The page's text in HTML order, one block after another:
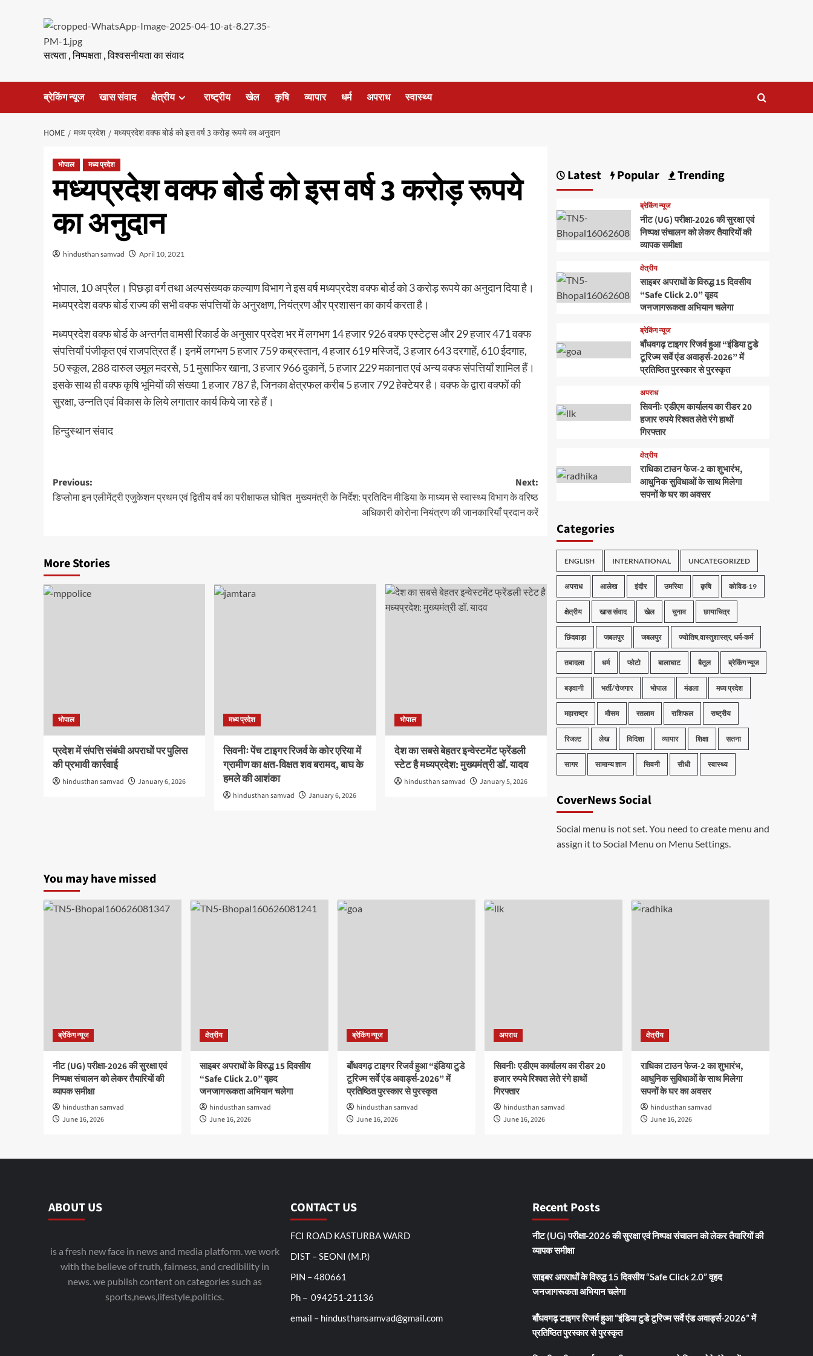
सत्यता , निष्पक्षता , विश्वसनीयता का संवाद
ब्रेकिंग न्यूज खास संवाद क्षेत्रीय राष्ट्रीय खेल कृषि व्यापार धर्म अपराध स्वास्थ्य
HOME मध्य प्रदेश मध्यप्रदेश वक्फ बोर्ड को इस वर्ष 3 करोड़ रूपये का अनुदान
भोपाल मध्य प्रदेश
मध्यप्रदेश वक्फ बोर्ड को इस वर्ष 3 करोड़ रूपये
का अनुदान
hindusthan samvad April 10, 2021
भोपाल, 10 अप्रैल। पिछड़ा वर्ग तथा अल्पसंख्यक कल्याण विभाग ने इस वर्ष मध्यप्रदेश वक्फ बोर्ड को 3 करोड़ रूपये का अनुदान दिया है।
मध्यप्रदेश वक्फ बोर्ड राज्य की सभी वक्फ संपत्तियों के अनुरक्षण, नियंत्रण और प्रशासन का कार्य करता है।
मध्यप्रदेश वक्फ बोर्ड के अन्तर्गत वामसी रिकार्ड के अनुसार प्रदेश भर में लगभग 14 हजार 926 वक्फ एस्टेट्स और 29 हजार 471 वक्फ
संपत्तियाँ पंजीकृत एवं राजपत्रित हैं। इनमें लगभग 5 हजार 759 कब्रस्तान, 4 हजार 619 मस्जिदें, 3 हजार 643 दरगाहें, 610 ईदगाह,
50 स्कूल, 288 दारुल उमूल मदरसे, 51 मुसाफिर खाना, 3 हजार 966 दुकानें, 5 हजार 229 मकानात एवं अन्य वक्फ संपत्तियाँ शामिल हैं।
इसके साथ ही वक्फ कृषि भूमियों की संख्या 1 हजार 787 है, जिनका क्षेत्रफल करीब 5 हजार 792 हेक्टेयर है। वक्फ के द्वारा वक्फों की
सुरक्षा, उन्नति एवं विकास के लिये लगातार कार्य किये जा रहे हैं।
हिन्दुस्थान संवाद
Post
navigation
Previous:
डिप्लोमा इन एलीमेंट्री एजुकेशन प्रथम एवं द्वितीय वर्ष का परीक्षाफल घोषित
Next:
मुख्यमंत्री के निर्देश: प्रतिदिन मीडिया के माध्यम से स्वास्थ्य विभाग के वरिष्ठ
अधिकारी कोरोना नियंत्रण की जानकारियाँ प्रदान करें
More Stories
भोपाल
प्रदेश में संपत्ति संबंधी अपराधों पर पुलिस
की प्रभावी कार्रवाई
hindusthan samvad January 6, 2026
मध्य प्रदेश
सिवनीः पेंच टाइगर रिजर्व के कोर एरिया में
ग्रामीण का क्षत-विक्षत शव बरामद, बाघ के
हमले की आशंका
hindusthan samvad January 6, 2026
भोपाल
देश का सबसे बेहतर इन्वेस्टमेंट फ्रेंडली
स्टेट है मध्यप्रदेश: मुख्यमंत्री डॉ. यादव
hindusthan samvad January 5, 2026
Latest Popular Trending
ब्रेकिंग न्यूज
नीट (UG) परीक्षा-2026 की सुरक्षा एवं
निष्पक्ष संचालन को लेकर तैयारियों की
व्यापक समीक्षा
क्षेत्रीय
साइबर अपराधों के विरुद्ध 15 दिवसीय
“Safe Click 2.0” वृहद
जनजागरूकता अभियान चलेगा
ब्रेकिंग न्यूज
बाँधवगढ़ टाइगर रिजर्व हुआ “इंडिया टुडे
टूरिज्म सर्वे एंड अवार्ड्स-2026” में
प्रतिष्ठित पुरस्कार से पुरस्कृत
अपराध
सिवनीः एडीएम कार्यालय का रीडर 20
हजार रुपये रिश्वत लेते रंगे हाथों
गिरफ्तार
क्षेत्रीय
राधिका टाउन फेज-2 का शुभारंभ,
आधुनिक सुविधाओं के साथ मिलेगा
सपनों के घर का अवसर
Categories
ENGLISH INTERNATIONAL UNCATEGORIZED
अपराध आलेख इंदौर उमरिया कृषि कोविड-19
क्षेत्रीय खास संवाद खेल चुनाव छायाचित्र
छिंदवाड़ा जबलपुर जबलपुर ज्योतिष,वास्तुशास्त्र, धर्म-कर्म
तबादला धर्म फोटो बालाघाट बैतूल ब्रेकिंग न्यूज
बड़वानी भर्ती/रोजगार भोपाल मंडला मध्य प्रदेश
महाराष्ट्र मौसम रतलाम राशिफल राष्ट्रीय
रिजल्ट लेख विदिशा व्यापार शिक्षा सतना
सागर सामान्य ज्ञान सिवनी सीधी स्वास्थ्य
CoverNews Social
Social menu is not set. You need to create menu and
assign it to Social Menu on Menu Settings.
You may have missed
ब्रेकिंग न्यूज
नीट (UG) परीक्षा-2026 की सुरक्षा एवं
निष्पक्ष संचालन को लेकर तैयारियों की
व्यापक समीक्षा
hindusthan samvad
June 16, 2026
क्षेत्रीय
साइबर अपराधों के विरुद्ध 15 दिवसीय
“Safe Click 2.0” वृहद
जनजागरूकता अभियान चलेगा
hindusthan samvad
June 16, 2026
ब्रेकिंग न्यूज
बाँधवगढ़ टाइगर रिजर्व हुआ “इंडिया टुडे
टूरिज्म सर्वे एंड अवार्ड्स-2026” में
प्रतिष्ठित पुरस्कार से पुरस्कृत
hindusthan samvad
June 16, 2026
अपराध
सिवनीः एडीएम कार्यालय का रीडर 20
हजार रुपये रिश्वत लेते रंगे हाथों
गिरफ्तार
hindusthan samvad
June 16, 2026
क्षेत्रीय
राधिका टाउन फेज-2 का शुभारंभ,
आधुनिक सुविधाओं के साथ मिलेगा
सपनों के घर का अवसर
hindusthan samvad
June 16, 2026
ABOUT US
is a fresh new face in news and media platform. we work
with the believe of truth, fairness, and credibility in
news. we publish content on categories such as
sports,news,lifestyle,politics.
CONTACT US
FCI ROAD KASTURBA WARD
DIST – SEONI (M.P.)
PIN – 480661
Ph – 094251-21136
email – hindusthansamvad@gmail.com
Recent Posts
नीट (UG) परीक्षा-2026 की सुरक्षा एवं निष्पक्ष संचालन को लेकर तैयारियों की
व्यापक समीक्षा
साइबर अपराधों के विरुद्ध 15 दिवसीय “Safe Click 2.0” वृहद
जनजागरूकता अभियान चलेगा
बाँधवगढ़ टाइगर रिजर्व हुआ “इंडिया टुडे टूरिज्म सर्वे एंड अवार्ड्स-2026” में
प्रतिष्ठित पुरस्कार से पुरस्कृत